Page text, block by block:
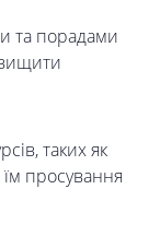
та порадами
таких як
просування